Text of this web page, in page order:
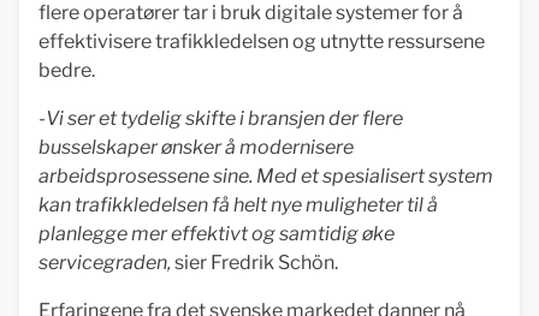
flere operatører tar i bruk digitale systemer for å
effektivisere trafikkledelsen og utnytte ressursene
bedre.
-Vi ser et tydelig skifte i bransjen der flere
busselskaper ønsker å modernisere
arbeidsprosessene sine. Med et spesialisert system
kan trafikkledelsen få helt nye muligheter til å
planlegge mer effektivt og samtidig øke
servicegraden, sier Fredrik Schön.
Erfaringene fra det svenske markedet danner nå